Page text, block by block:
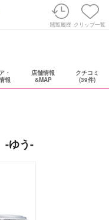
閲覧履歴 クリップ一覧
・
報
店舗情報
&MAP
クチコミ
(39件)
-ゆう-